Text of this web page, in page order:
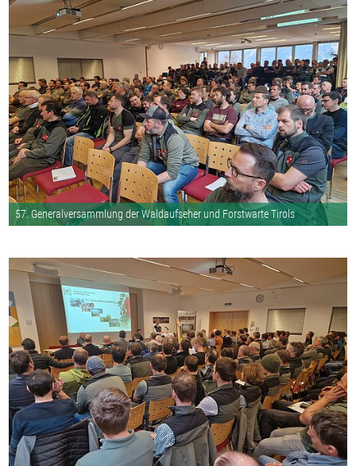
57. Generalversammlung der Waldaufseher und Forstwarte Tirols